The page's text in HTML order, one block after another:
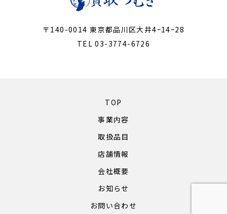
〒140-0014 東京都品川区大井4ｰ14ｰ28
TEL 03-3774-6726
TOP
事業内容
取扱品目
店舗情報
会社概要
お知らせ
お問い合わせ